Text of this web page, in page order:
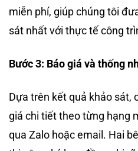
miễn phí, giúp chúng tôi
sát nhất với thực tế công
Bước 3: Báo giá và thống
Dựa trên kết quả khảo sát,
giá chi tiết theo từng hạng
qua Zalo hoặc email. Hai